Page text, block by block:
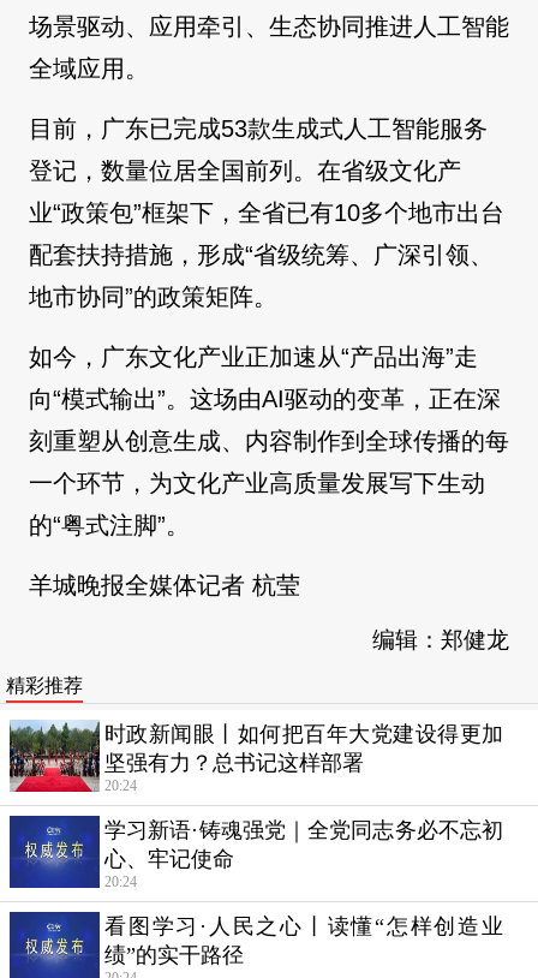
场景驱动、应用牵引、生态协同推进人工智能
全域应用。
目前，广东已完成53款生成式人工智能服务
登记，数量位居全国前列。在省级文化产
业“政策包”框架下，全省已有10多个地市出台
配套扶持措施，形成“省级统筹、广深引领、
地市协同”的政策矩阵。
如今，广东文化产业正加速从“产品出海”走
向“模式输出”。这场由AI驱动的变革，正在深
刻重塑从创意生成、内容制作到全球传播的每
一个环节，为文化产业高质量发展写下生动
的“粤式注脚”。
羊城晚报全媒体记者 杭莹
编辑：郑健龙
精彩推荐